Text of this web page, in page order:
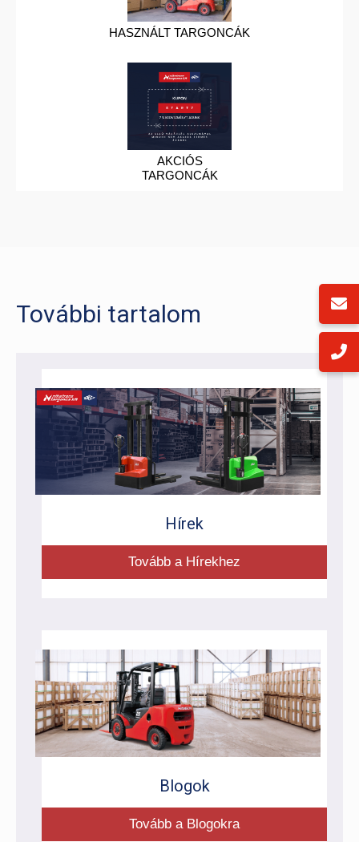
HASZNÁLT TARGONCÁK
AKCIÓS
TARGONCÁK
További tartalom
Hírek
Tovább a Hírekhez
Blogok
Tovább a Blogokra